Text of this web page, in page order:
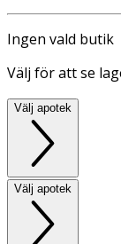
Ingen vald butik
Välj för att se
Välj apotek
Välj apotek